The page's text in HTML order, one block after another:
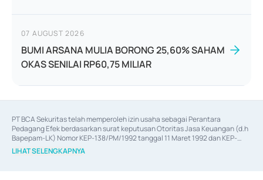
07 AUGUST 2026
BUMI ARSANA MULIA BORONG 25,60% SAHAM
OKAS SENILAI RP60,75 MILIAR
PT BCA Sekuritas telah memperoleh izin usaha sebagai Perantara
Pedagang Efek berdasarkan surat keputusan Otoritas Jasa Keuangan (d.h
Bapepam-LK) Nomor KEP-138/PM/1992 tanggal 11 Maret 1992 dan KEP-
06/D.04/2014 tanggal 28 Februari 2014, izin usaha sebagai Penjamin Emisi
Efek berdasarkan surat keputusan Otoritas Jasa Keuangan Nomor KEP-
LIHAT SELENGKAPNYA